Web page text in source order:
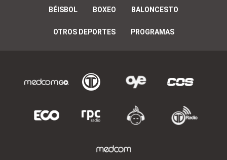
BÉISBOL BOXEO BALONCESTO
OTROS DEPORTES PROGRAMAS